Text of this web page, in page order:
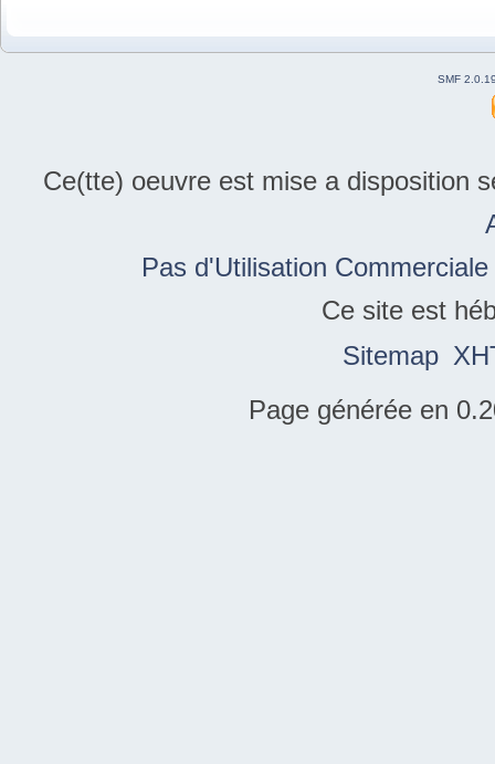
SMF
Ce(tte) oeuvre est mise a disposition
Pas d'Utilisation
Ce site est
Sitemap
Page générée en